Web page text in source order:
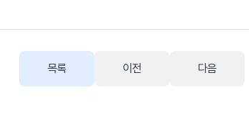
목록 이전 다음